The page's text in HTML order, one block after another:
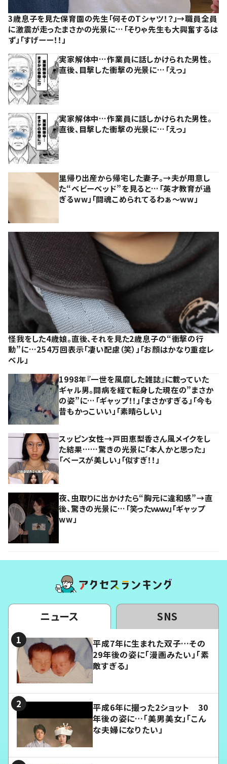
3歳息子を見た保育園の先生「何そのTシャツ！？」→職員全員
に激震が走ったまさかの光景に…「そりゃ先生も大興奮するは
ず」「すげーー！！」
実家解体中…作業員に話しかけられた男性。
直後、目撃した衝撃の光景に…「えっ」
実家解体中…作業員に話しかけられた男性。
直後、目撃した衝撃の光景に…「えっ」
里帰り出産から帰宅した妻子。→夫が用意し
た“ベビーベッド”を見ると…「英才教育が過
ぎるww」「闘魂こめられてるわぁ～ww」
怪我をした4歳娘。直後、それを見た2歳息子の“衝撃の行
動”に…254万回表示「凄い配慮（笑）」「お顔はかなり重症レ
ベル」
1998年『一世を風靡した雑誌』に載っていた
ギャル男。闘病を経て転身した現在の”まさか
の姿”に…「ギャップ！！」「まさかすぎる」「今も
昔もかっこいい」「素晴らしい」
スッピン女性→戸田恵梨香さん風メイクをし
た結果……驚きの光景に「本人かと思った」
「ベースが美しい」「似すぎ！！」
夜、虫取りに出かけたら“胸元に違和感”→直
後、驚きの光景に…「笑ったｗｗｗ」「ギャップ
ww」
ニュース SNS
平成7年に生まれた双子…その
29年後の姿に「漫画みたい」「素
敵すぎる」
平成6年に撮った2ショット 30
年後の姿に…「美男美女」「こん
な夫婦になりたい」